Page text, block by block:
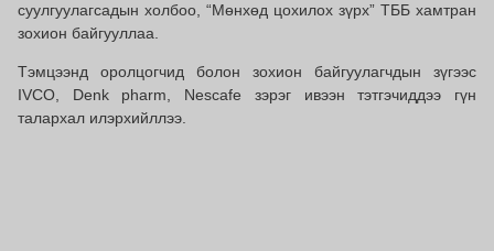
суулгуулагсадын холбоо, “Мөнхөд цохилох зүрх” ТББ хамтран
зохион байгууллаа.
Тэмцээнд оролцогчид болон зохион байгуулагчдын зүгээс
IVCO, Denk pharm, Nescafe зэрэг ивээн тэтгэчиддээ гүн
талархал илэрхийллээ.